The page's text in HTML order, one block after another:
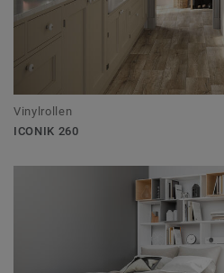
Vinylrollen
ICONIK 260